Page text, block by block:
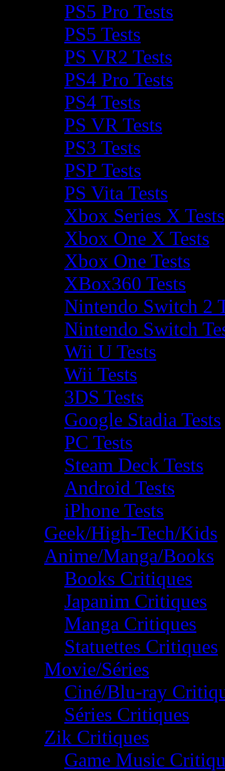
PS5 Pro Tests
PS5 Tests
PS VR2 Tests
PS4 Pro Tests
PS4 Tests
PS VR Tests
PS3 Tests
PSP Tests
PS Vita Tests
Xbox Series X Tests
Xbox One X Tests
Xbox One Tests
XBox360 Tests
Nintendo Switch 2
Nintendo Switch
Wii U Tests
Wii Tests
3DS Tests
Google Stadia Tests
PC Tests
Steam Deck Tests
Android Tests
iPhone Tests
Geek/High-Tech/Kids
Anime/Manga/Books
Books Critiques
Japanim Critiques
Manga Critiques
Statuettes Critiques
Movie/Séries
Ciné/Blu-ray
Séries Critiques
Zik Critiques
Game Music